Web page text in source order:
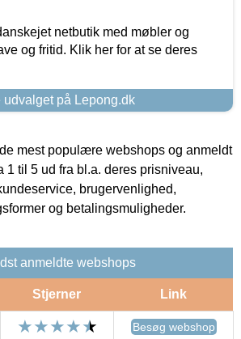
netbutik med møbler og
og fritid. Klik her for at se deres
udvalget på Lepong.dk
mest populære webshops og anmeldt
1 til 5 ud fra bl.a. deres prisniveau,
brugervenlighed,
og betalingsmuligheder.
anmeldte webshops
Stjerner Link
Besøg webshop